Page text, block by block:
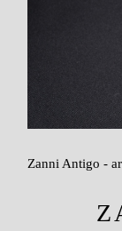
Zanni Antigo -